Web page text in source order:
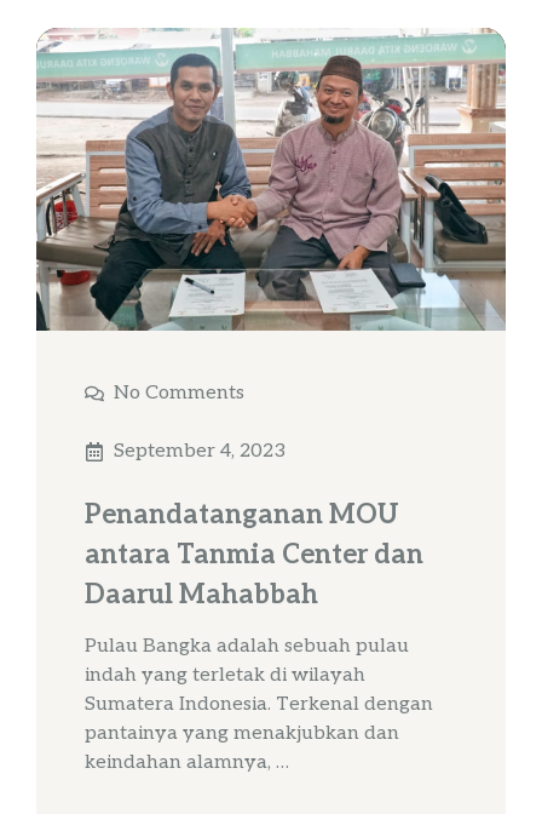
No Comments
September 4, 2023
Penandatanganan MOU
antara Tanmia Center dan
Daarul Mahabbah
Pulau Bangka adalah sebuah pulau
indah yang terletak di wilayah
Sumatera Indonesia. Terkenal dengan
pantainya yang menakjubkan dan
keindahan alamnya, …